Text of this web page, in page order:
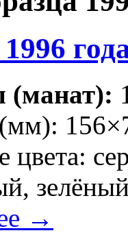
(манат):
цвета:
→